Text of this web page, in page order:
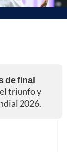
de final
triunfo y
2026.